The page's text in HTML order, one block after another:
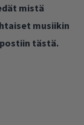
mistä
musiikin
tästä.